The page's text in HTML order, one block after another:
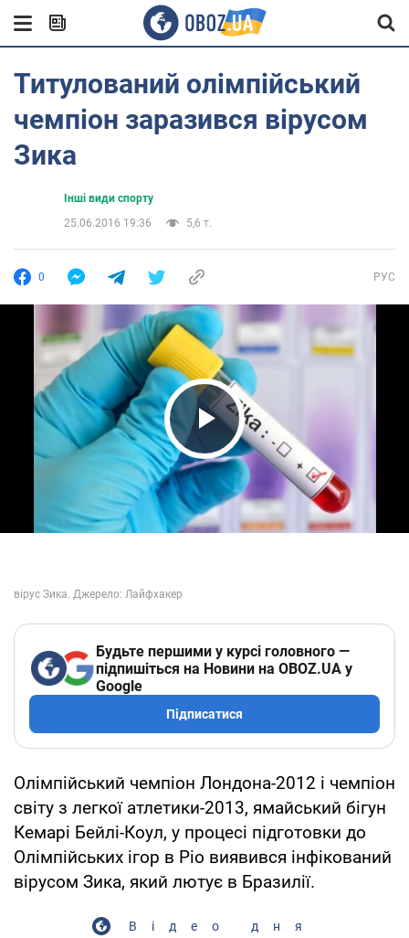
Титулований олімпійський
чемпіон заразився вірусом
Зика
Інші види спорту
25.06.2016 19:36
5,6 т.
0 РУС
Play Video
Будьте першими у курсі головного —
підпишіться на Новини на OBOZ.UA у
Google
Підписатися
Олімпійський чемпіон Лондона-2012 і чемпіон
світу з легкої атлетики-2013, ямайський бігун
Кемарі Бейлі-Коул, у процесі підготовки до
Олімпійських ігор в Ріо виявився інфікований
вірусом Зика, який лютує в Бразилії.
Відео дня